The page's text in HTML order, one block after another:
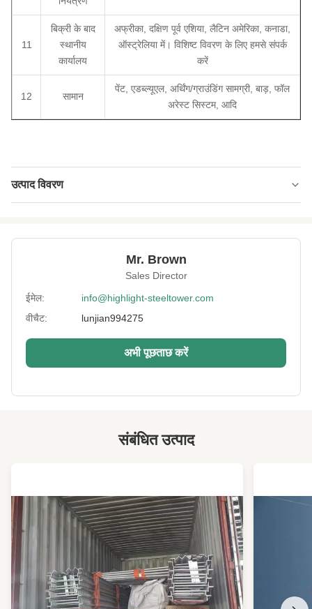
11
बिक्री के बाद
स्थानीय
कार्यालय
अफ्रीका, दक्षिण पूर्व एशिया, लैटिन अमेरिका, कनाडा,
ऑस्ट्रेलिया में। विशिष्ट विवरण के लिए हमसे संपर्क
करें
12 सामान
पेंट, एडब्ल्यूएल, अर्थिंग/ग्राउंडिंग सामग्री, बाड़, फॉल
अरेस्ट सिस्टम, आदि
उत्पाद विवरण
Material: जीबी Q235 या Q355
Advanced
Equipment:
2,400 टन प्रेस मशीन और लेजर कटिंग मशीन, ऑटो
वाल्डिंग मशीनें
Height:
Warranty: 3000टन/माह
Port: क़िंगदाओ
एचडीजी बार्क नकली पाइन ट्री सेल टॉवर
छिपा हुआ पाइन ट्री सेल फोन टॉवर
Mr. Brown
Sales Director
ईमेल:
info@highlight-steeltower.com
वीचैट:
lunjian994275
अभी पूछताछ करें
संबंधित उत्पाद